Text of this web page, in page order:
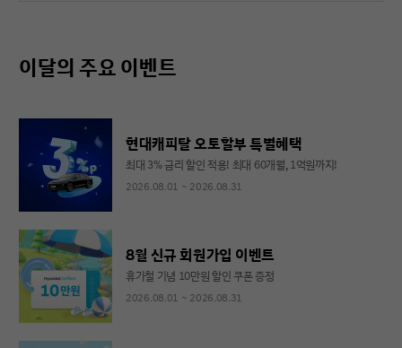
이달의 주요 이벤트
현대캐피탈 오토할부 특별혜택
최대 3% 금리 할인 적용! 최대 60개월, 1억원까지!
2026.08.01 ~ 2026.08.31
8월 신규 회원가입 이벤트
휴가철 기념 10만원 할인 쿠폰 증정
2026.08.01 ~ 2026.08.31